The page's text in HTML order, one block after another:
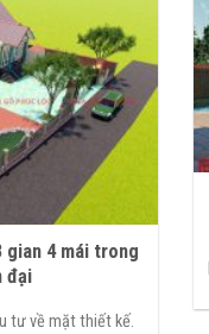
gian 4 mái trong
đại
tư về mặt thiết kế.